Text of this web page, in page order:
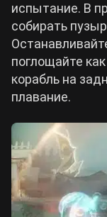
испытание. В
собирать
поглощайте
корабль на
плавание.